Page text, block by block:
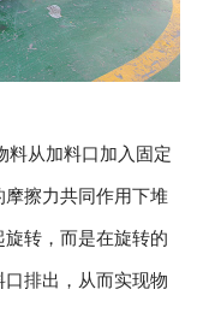
从加料口加入固定
擦力共同作用下堆
转，而是在旋转的
排出，从而实现物